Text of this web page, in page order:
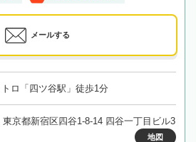
メールする
ロ「四ツ谷駅」徒歩1分
東京都新宿区四谷1-8-14 四谷一丁目ビル3
地図